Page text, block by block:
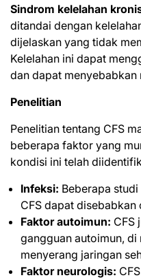
Sindrom kelelahan
ditandai dengan
dijelaskan yang tidak
Kelelahan ini dapat
dan dapat
Penelitian
Penelitian tentang CFS
beberapa faktor yang
kondisi ini telah
Infeksi: Beberapa
CFS dapat
Faktor autoimun: CFS
gangguan autoimun,
menyerang jaringan
Faktor neurologis: